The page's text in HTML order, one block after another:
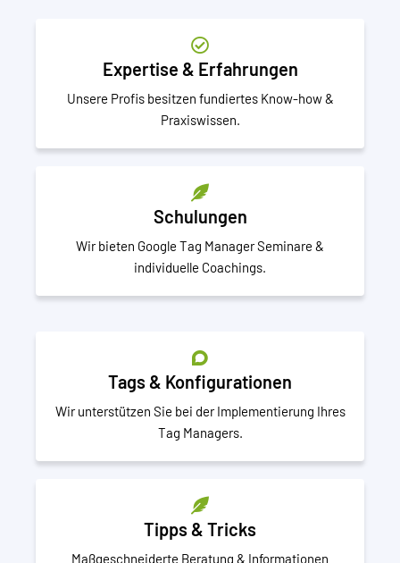
Expertise & Erfahrungen
Unsere Profis besitzen fundiertes Know-how &
Praxiswissen.
Schulungen
Wir bieten Google Tag Manager Seminare &
individuelle Coachings.
Tags & Konfigurationen
Wir unterstützen Sie bei der Implementierung Ihres
Tag Managers.
Tipps & Tricks
Maßgeschneiderte Beratung & Informationen